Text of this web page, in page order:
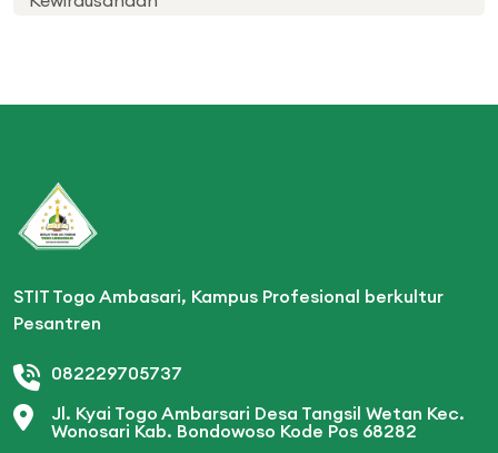
STIT Togo Ambasari, Kampus Profesional berkultur
Pesantren
082229705737
Jl. Kyai Togo Ambarsari Desa Tangsil Wetan Kec.
Wonosari Kab. Bondowoso Kode Pos 68282